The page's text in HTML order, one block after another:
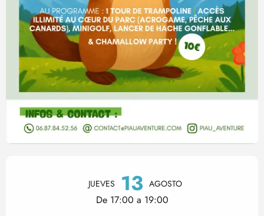
Horarios y datos de
JUEVES 13 AGOSTO
De 17:00 a 19:00